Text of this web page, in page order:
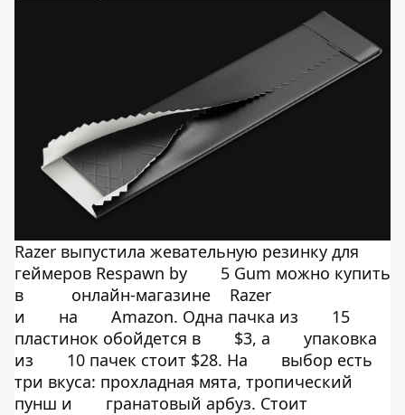
Razer выпустила жевательную резинку для
геймеров Respawn by
5 Gum можно купить
в
онлайн-магазине
Razer
и
на Amazon. Одна пачка из
15
пластинок обойдется в
$3, а
упаковка
из
10 пачек стоит $28. На
выбор есть
три вкуса: прохладная мята, тропический
пунш и
гранатовый арбуз. Стоит